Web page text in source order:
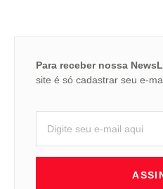
Para receber nossa
site é só cadastrar seu e-